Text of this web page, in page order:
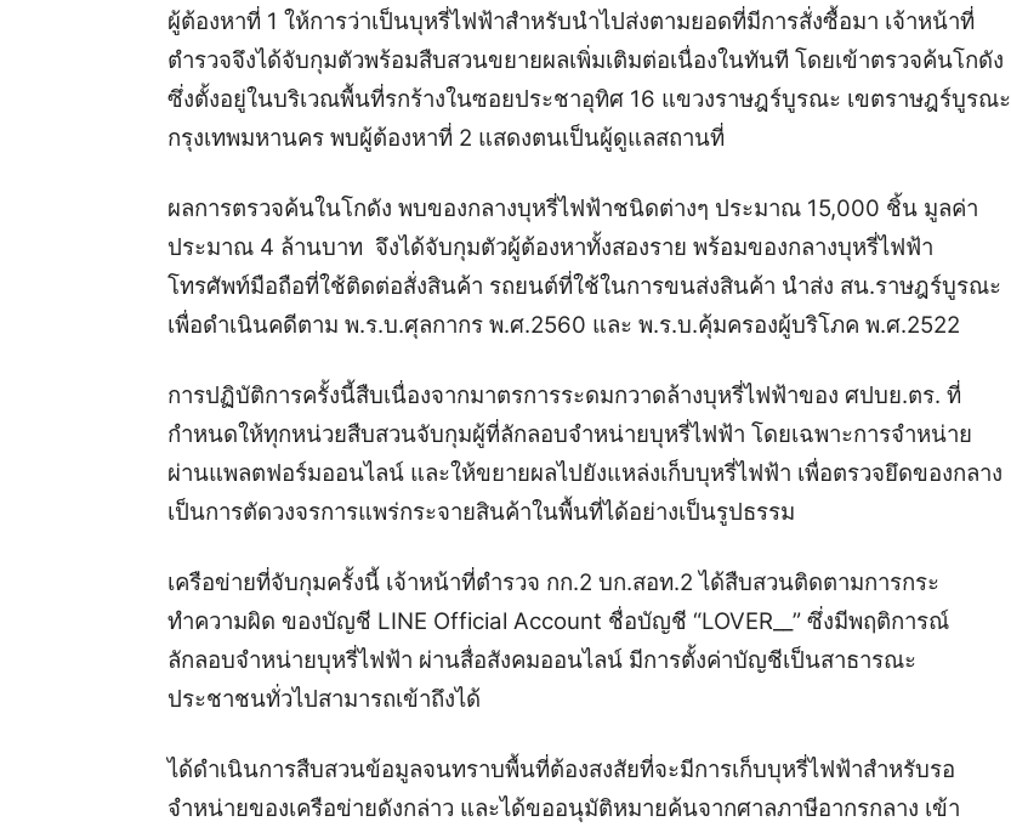
ผู้ต้องหาที่ 1 ให้การว่าเป็นบุหรี่ไฟฟ้าสำหรับนำไปส่งตามยอดที่มีการสั่งซื้อมา เจ้าหน้าที่
ตำรวจจึงได้จับกุมตัวพร้อมสืบสวนขยายผลเพิ่มเติมต่อเนื่องในทันที โดยเข้าตรวจค้นโกดัง
ซึ่งตั้งอยู่ในบริเวณพื้นที่รกร้างในซอยประชาอุทิศ 16 แขวงราษฎร์บูรณะ เขตราษฎร์บูรณะ
กรุงเทพมหานคร พบผู้ต้องหาที่ 2 แสดงตนเป็นผู้ดูแลสถานที่
ผลการตรวจค้นในโกดัง พบของกลางบุหรี่ไฟฟ้าชนิดต่างๆ ประมาณ 15,000 ชิ้น มูลค่า
ประมาณ 4 ล้านบาท จึงได้จับกุมตัวผู้ต้องหาทั้งสองราย พร้อมของกลางบุหรี่ไฟฟ้า
โทรศัพท์มือถือที่ใช้ติดต่อสั่งสินค้า รถยนต์ที่ใช้ในการขนส่งสินค้า นำส่ง สน.ราษฎร์บูรณะ
เพื่อดำเนินคดีตาม พ.ร.บ.ศุลกากร พ.ศ.2560 และ พ.ร.บ.คุ้มครองผู้บริโภค พ.ศ.2522
การปฏิบัติการครั้งนี้สืบเนื่องจากมาตรการระดมกวาดล้างบุหรี่ไฟฟ้าของ ศปบย.ตร. ที่
กำหนดให้ทุกหน่วยสืบสวนจับกุมผู้ที่ลักลอบจำหน่ายบุหรี่ไฟฟ้า โดยเฉพาะการจำหน่าย
ผ่านแพลตฟอร์มออนไลน์ และให้ขยายผลไปยังแหล่งเก็บบุหรี่ไฟฟ้า เพื่อตรวจยึดของกลาง
เป็นการตัดวงจรการแพร่กระจายสินค้าในพื้นที่ได้อย่างเป็นรูปธรรม
เครือข่ายที่จับกุมครั้งนี้ เจ้าหน้าที่ตำรวจ กก.2 บก.สอท.2 ได้สืบสวนติดตามการกระ
ทำความผิด ของบัญชี LINE Official Account ชื่อบัญชี “LOVER__” ซึ่งมีพฤติการณ์
ลักลอบจำหน่ายบุหรี่ไฟฟ้า ผ่านสื่อสังคมออนไลน์ มีการตั้งค่าบัญชีเป็นสาธารณะ
ประชาชนทั่วไปสามารถเข้าถึงได้
ได้ดำเนินการสืบสวนข้อมูลจนทราบพื้นที่ต้องสงสัยที่จะมีการเก็บบุหรี่ไฟฟ้าสำหรับรอ
จำหน่ายของเครือข่ายดังกล่าว และได้ขออนุมัติหมายค้นจากศาลภาษีอากรกลาง เข้า